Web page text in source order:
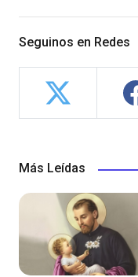
Seguinos en Redes
Más Leídas